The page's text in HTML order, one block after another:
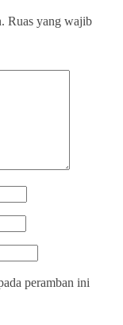
Ruas yang wajib
peramban ini